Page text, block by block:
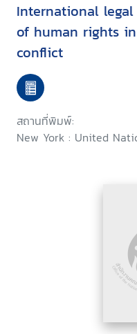
International
of human rights
conflict
สถานที่พิมพ์:
New York : United